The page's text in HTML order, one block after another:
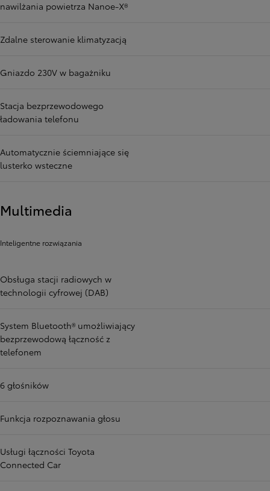
nawilżania powietrza Nanoe-X®
Zdalne sterowanie klimatyzacją
Gniazdo 230V w bagażniku
Stacja bezprzewodowego
ładowania telefonu
Automatycznie ściemniające się
lusterko wsteczne
Multimedia
Inteligentne rozwiązania
Obsługa stacji radiowych w
technologii cyfrowej (DAB)
System Bluetooth® umożliwiający
bezprzewodową łączność z
telefonem
6 głośników
Funkcja rozpoznawania głosu
Usługi łączności Toyota
Connected Car